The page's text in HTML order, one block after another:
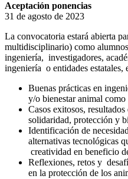
Aceptación ponencias
31 de agosto de 2023
La convocatoria estará abierta
multidisciplinario) como
ingeniería, investigadores,
ingeniería o entidades estatales,
Buenas prácticas en
y/o bienestar animal
Casos exitosos,
solidaridad, protección y
Identificación de
alternativas tecnológicas
creatividad en beneficio
Reflexiones, retos y
en la protección de los